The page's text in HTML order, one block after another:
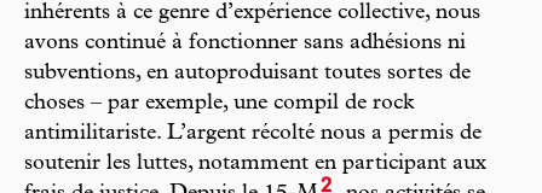
inhérents à ce genre d’expérience collective, nous
avons continué à fonctionner sans adhésions ni
subventions, en autoproduisant toutes sortes de
choses – par exemple, une compil de rock
antimilitariste. L’argent récolté nous a permis de
soutenir les luttes, notamment en participant aux
2